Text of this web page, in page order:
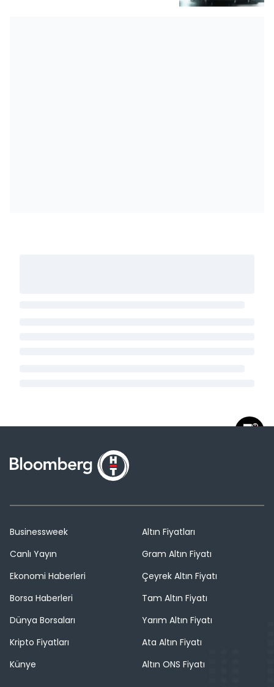
Businessweek
Canlı Yayın
Ekonomi Haberleri
Borsa Haberleri
Dünya Borsaları
Kripto Fiyatları
Künye
Altın Fiyatları
Gram Altın Fiyatı
Çeyrek Altın Fiyatı
Tam Altın Fiyatı
Yarım Altın Fiyatı
Ata Altın Fiyatı
Altın ONS Fiyatı